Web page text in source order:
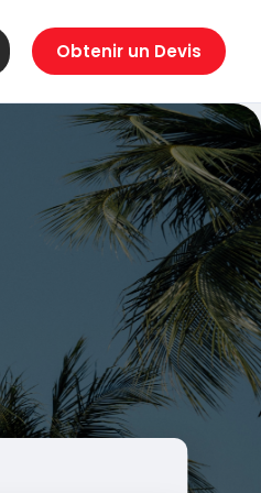
Obtenir un Devis